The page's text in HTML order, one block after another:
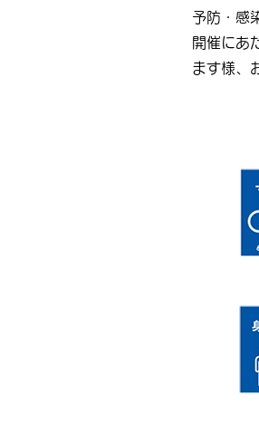
予防・感
開催にあ
ます様、